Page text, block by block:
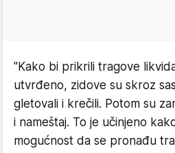
"Kako bi prikrili tragove
utvrđeno, zidove su skroz
gletovali i krečili. Potom su
i nameštaj. To je učinjeno
mogućnost da se pronađu